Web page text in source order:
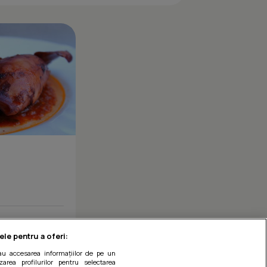
Frigarui de scoici in crusta de fulgi de cocos
pentru a oferi:
accesarea informațiilor de pe un
profilurilor pentru selectarea